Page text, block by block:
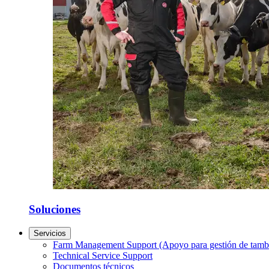
Soluciones
Servicios
Farm Management Support (Apoyo para gestión de
Technical Service Support
Documentos técnicos